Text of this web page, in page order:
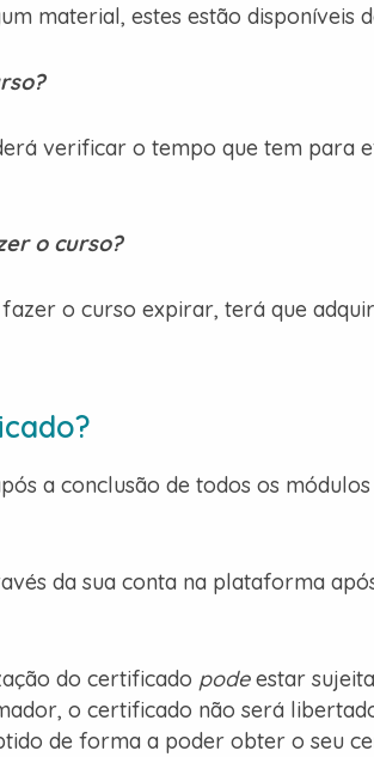
material, estes estão disponíveis
verificar o tempo que tem para
o curso?
o curso expirar, terá que
a conclusão de todos os
da sua conta na plataforma
do certificado podeestar
o certificado não será
de forma a poder obter o seu